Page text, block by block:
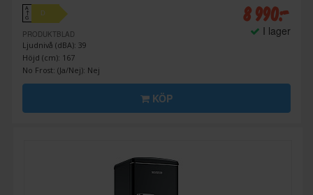
A
↑
G
D
PRODUKTBLAD
Ljudnivå (dBA): 39
Höjd (cm): 167
No Frost: (Ja/Nej): Nej
8 990:-
I lager
KÖP